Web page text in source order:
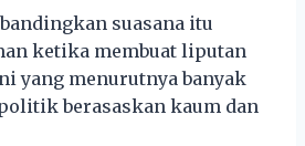
suasana itu
ketika membuat liputan
yang menurutnya banyak
berasaskan kaum dan